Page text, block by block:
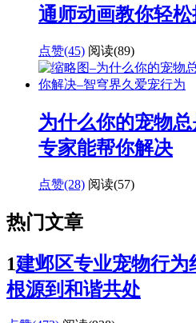
通师动画教你轻松
点赞(45) 阅读(89)
为什么你的宠物
专家能帮你解决
点赞(28) 阅读(57)
热门文章
1建邺区专业宠物行为
根源到和谐共处